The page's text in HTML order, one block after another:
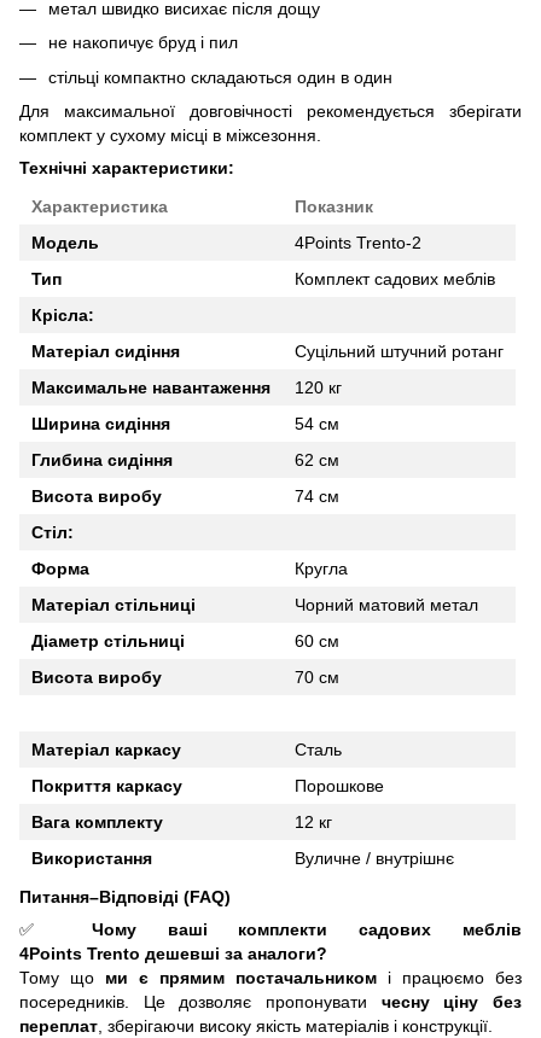
метал швидко висихає після дощу
не накопичує бруд і пил
стільці компактно складаються один в один
Для максимальної довговічності рекомендується зберігати
комплект у сухому місці в міжсезоння.
Технічні характеристики:
Характеристика
Показник
Модель
4Points Trento-2
Тип
Комплект садових меблів
Крісла:
Матеріал сидіння
Суцільний штучний ротанг
Максимальне навантаження
120 кг
Ширина сидіння
54 см
Глибина сидіння
62 см
Висота виробу
74 см
Стіл:
Форма
Кругла
Матеріал стільниці
Чорний матовий метал
Діаметр стільниці
60 см
Висота виробу
70 см
Матеріал каркасу
Сталь
Покриття каркасу
Порошкове
Вага комплекту
12 кг
Використання
Вуличне / внутрішнє
Питання–Відповіді (FAQ)
✅ Чому ваші комплекти садових меблів
4Points Trento дешевші за аналоги?
Тому що ми є прямим постачальником і працюємо без
посередників. Це дозволяє пропонувати чесну ціну без
переплат , зберігаючи високу якість матеріалів і конструкції.